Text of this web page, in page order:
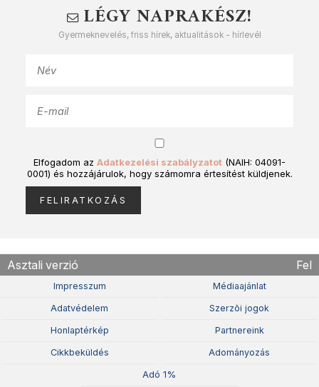
LÉGY NAPRAKÉSZ!
Gyermeknevelés, friss hírek, aktualitások - hírlevél
Elfogadom az Adatkezelési szabályzatot (NAIH: 04091-
0001) és hozzájárulok, hogy számomra értesítést küldjenek.
Asztali verzió Fel
Impresszum Médiaajánlat
Adatvédelem Szerzõi jogok
Honlaptérkép Partnereink
Cikkbeküldés Adományozás
Adó 1%